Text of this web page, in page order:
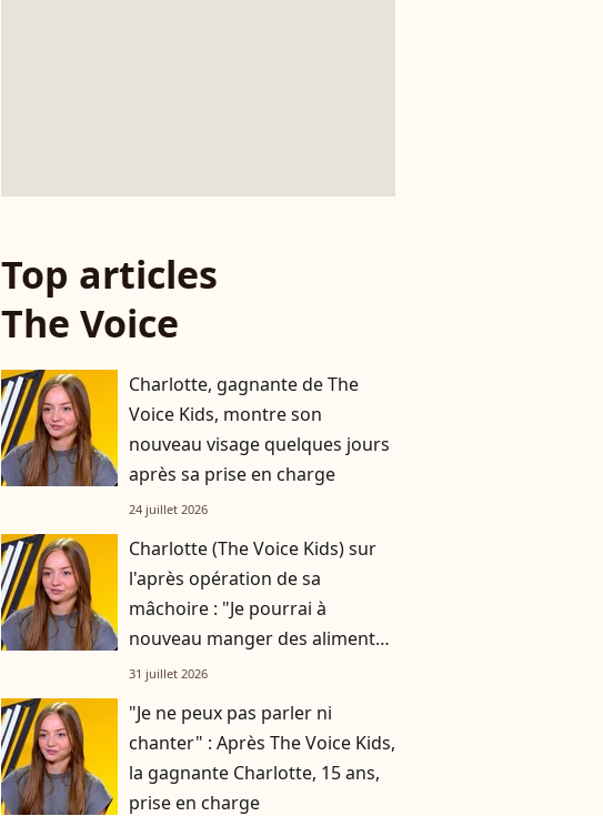
Top articles
The Voice
Charlotte, gagnante de The
Voice Kids, montre son
nouveau visage quelques jours
après sa prise en charge
24 juillet 2026
Charlotte (The Voice Kids) sur
l'après opération de sa
mâchoire : "Je pourrai à
nouveau manger des aliments
solides d'ici deux mois"
31 juillet 2026
"Je ne peux pas parler ni
chanter" : Après The Voice Kids,
la gagnante Charlotte, 15 ans,
prise en charge